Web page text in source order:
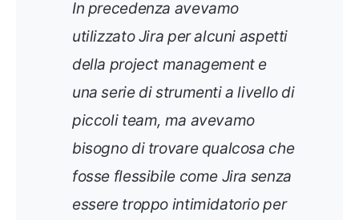
In precedenza avevamo
utilizzato Jira per alcuni aspetti
della project management e
una serie di strumenti a livello di
piccoli team, ma avevamo
bisogno di trovare qualcosa che
fosse flessibile come Jira senza
essere troppo intimidatorio per